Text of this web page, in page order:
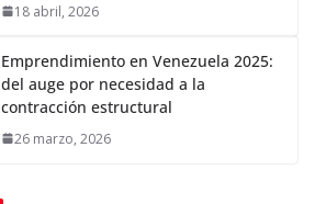
18 abril, 2026
Emprendimiento en Venezuela 2025:
del auge por necesidad a la
contracción estructural
26 marzo, 2026